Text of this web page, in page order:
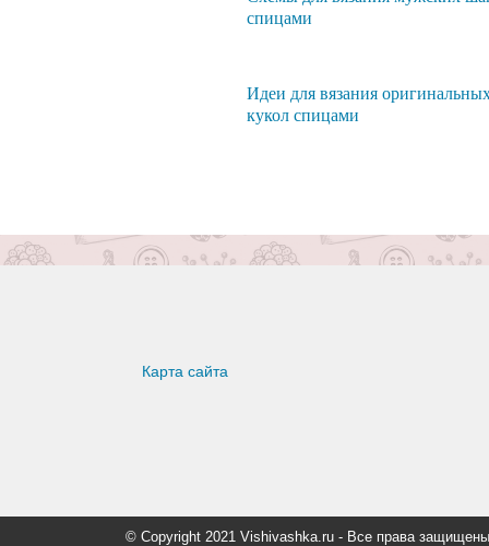
спицами
Идеи для вязания
кукол спицами
Карта сайта
© Copyright 2021 Vishivashka.ru - Все права